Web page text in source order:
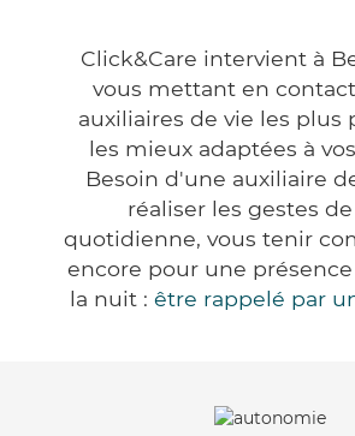
Click&Care intervient à
vous mettant en
auxiliaires de vie les plus
les mieux adaptées à
Besoin d'une auxiliaire
réaliser les gestes
quotidienne, vous tenir
encore pour une
la nuit : être rappelé par